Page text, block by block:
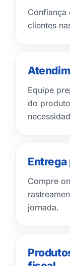
Confiança
clientes
Equipe
do
Entrega
Compre
jornada.